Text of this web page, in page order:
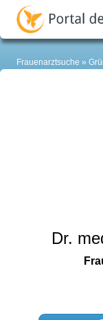
Frauenarztsuche
Dr.